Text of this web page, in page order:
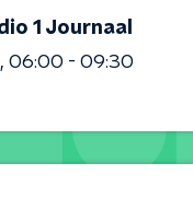
1 Journaal
06:00 - 09:30